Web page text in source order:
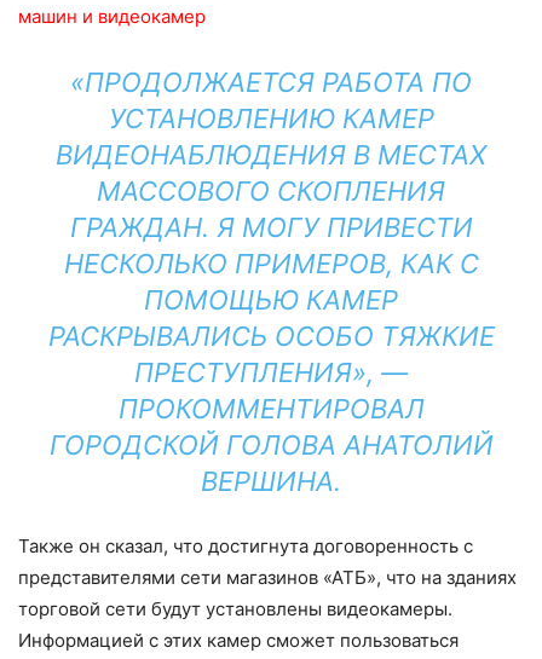
машин и видеокамер
«ПРОДОЛЖАЕТСЯ РАБОТА ПО
УСТАНОВЛЕНИЮ КАМЕР
ВИДЕОНАБЛЮДЕНИЯ В МЕСТАХ
МАССОВОГО СКОПЛЕНИЯ
ГРАЖДАН. Я МОГУ ПРИВЕСТИ
НЕСКОЛЬКО ПРИМЕРОВ, КАК С
ПОМОЩЬЮ КАМЕР
РАСКРЫВАЛИСЬ ОСОБО ТЯЖКИЕ
ПРЕСТУПЛЕНИЯ», —
ПРОКОММЕНТИРОВАЛ
ГОРОДСКОЙ ГОЛОВА АНАТОЛИЙ
ВЕРШИНА.
Также он сказал, что достигнута договоренность с
представителями сети магазинов «АТБ», что на зданиях
торговой сети будут установлены видеокамеры.
Информацией с этих камер сможет пользоваться